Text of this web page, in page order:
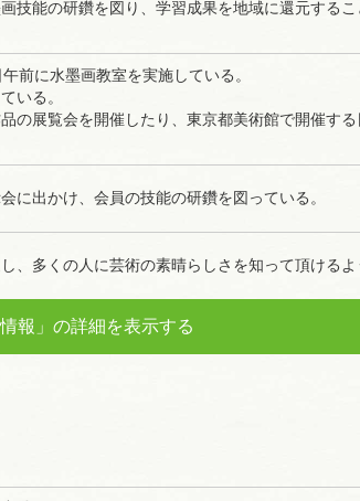
技能の研鑽を図り、学習成果を地域に還元する
前に水墨画教室を実施している。
いる。
の展覧会を開催したり、東京都美術館で開催す
に出かけ、会員の技能の研鑽を図っている。
、多くの人に芸術の素晴らしさを知って頂けるよ
報」の詳細を表示する